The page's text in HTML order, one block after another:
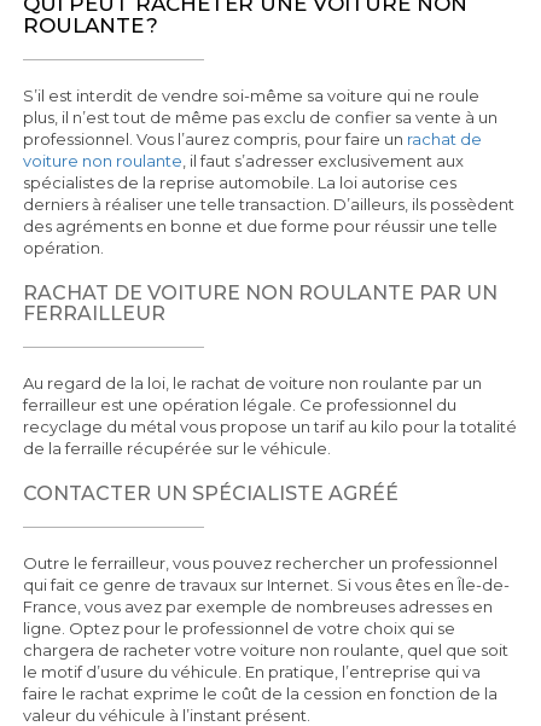
ROULANTE ?
S’il est interdit de vendre soi-même sa voiture qui ne roule
plus, il n’est tout de même pas exclu de confier sa vente à un
professionnel. Vous l’aurez compris, pour faire un rachat de
voiture non roulante , il faut s’adresser exclusivement aux
spécialistes de la reprise automobile. La loi autorise ces
derniers à réaliser une telle transaction. D’ailleurs, ils possèdent
des agréments en bonne et due forme pour réussir une telle
opération.
RACHAT DE VOITURE NON ROULANTE PAR UN
FERRAILLEUR
Au regard de la loi, le rachat de voiture non roulante par un
ferrailleur est une opération légale. Ce professionnel du
recyclage du métal vous propose un tarif au kilo pour la totalité
de la ferraille récupérée sur le véhicule.
CONTACTER UN SPÉCIALISTE AGRÉÉ
Outre le ferrailleur, vous pouvez rechercher un professionnel
qui fait ce genre de travaux sur Internet. Si vous êtes en Île-de-
France, vous avez par exemple de nombreuses adresses en
ligne. Optez pour le professionnel de votre choix qui se
chargera de racheter votre voiture non roulante, quel que soit
le motif d’usure du véhicule. En pratique, l’entreprise qui va
faire le rachat exprime le coût de la cession en fonction de la
valeur du véhicule à l’instant présent.